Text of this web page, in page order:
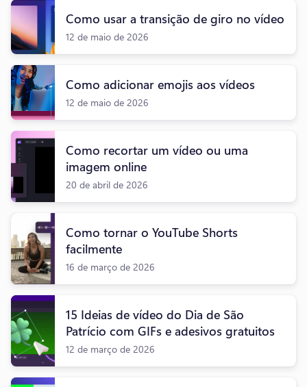
Como usar a transição de giro no vídeo
12 de maio de 2026
Como adicionar emojis aos vídeos
12 de maio de 2026
Como recortar um vídeo ou uma
imagem online
20 de abril de 2026
Como tornar o YouTube Shorts
facilmente
16 de março de 2026
15 Ideias de vídeo do Dia de São
Patrício com GIFs e adesivos gratuitos
12 de março de 2026